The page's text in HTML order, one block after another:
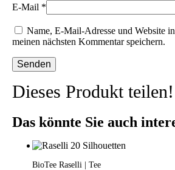
E-Mail *
Name, E-Mail-Adresse und Website
meinen nächsten Kommentar speichern.
Dieses Produkt teilen!
Das könnte Sie auch
BioTee Raselli | Tee